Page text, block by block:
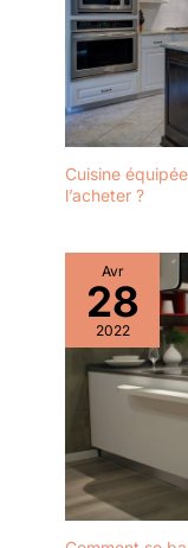
Cuisine
l’acheter ?
Avr
28
2022